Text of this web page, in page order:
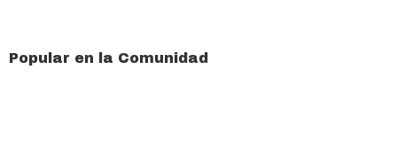
Popular en la Comunidad